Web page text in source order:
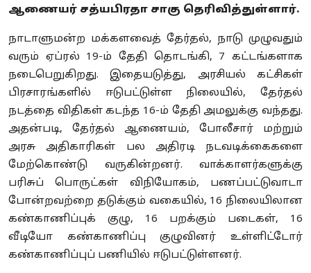
ஆணையர் சத்யபிரதா சாகு தெரிவித்துள்ளார்.
நாடாளுமன்ற மக்களவைத் தேர்தல், நாடு முழுவதும்
வரும் ஏப்ரல் 19-ம் தேதி தொடங்கி, 7 கட்டங்களாக
நடைபெறுகிறது. இதையடுத்து, அரசியல் கட்சிகள்
பிரசாரங்களில் ஈடுபட்டுள்ள நிலையில், தேர்தல்
நடத்தை விதிகள் கடந்த 16-ம் தேதி அமலுக்கு வந்தது.
அதன்படி, தேர்தல் ஆணையம், போலீசார் மற்றும்
அரசு அதிகாரிகள் பல அதிரடி நடவடிக்கைகளை
மேற்கொண்டு வருகின்றனர். வாக்காளர்களுக்கு
பரிசுப் பொருட்கள் விநியோகம், பணப்பட்டுவாடா
போன்றவற்றை தடுக்கும் வகையில், 16 நிலையிலான
கண்காணிப்புக் குழு, 16 பறக்கும் படைகள், 16
வீடியோ கண்காணிப்பு குழுவினர் உள்ளிட்டோர்
கண்காணிப்புப் பணியில் ஈடுபட்டுள்ளனர்.